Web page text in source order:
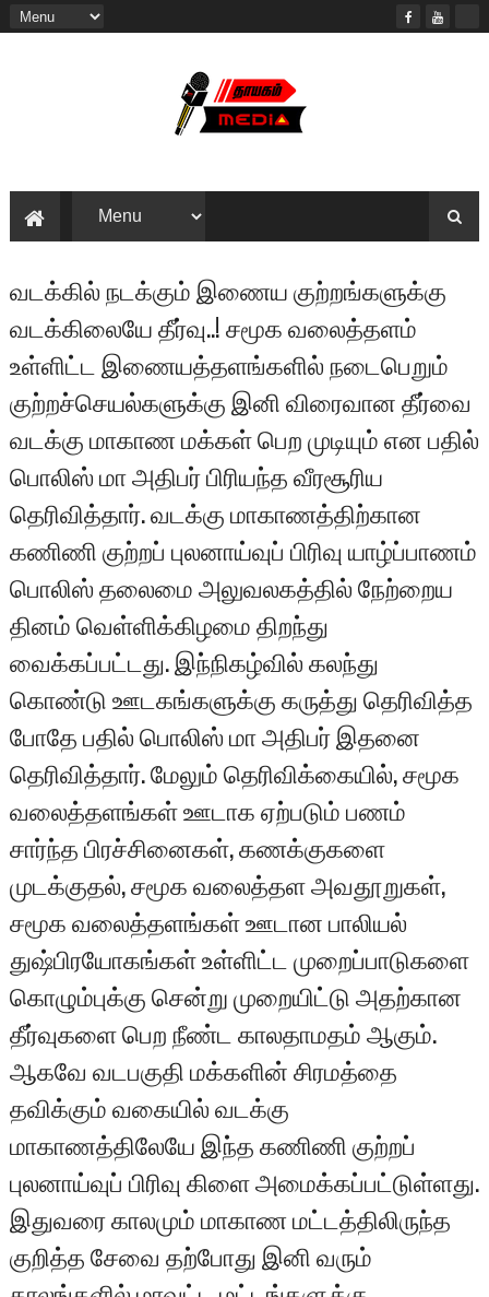
வடக்கில் நடக்கும் இணைய குற்றங்களுக்கு
வடக்கிலையே தீர்வு..! சமூக வலைத்தளம்
உள்ளிட்ட இணையத்தளங்களில் நடைபெறும்
குற்றச்செயல்களுக்கு இனி விரைவான தீர்வை
வடக்கு மாகாண மக்கள் பெற முடியும் என பதில்
பொலிஸ் மா அதிபர் பிரியந்த வீரசூரிய
தெரிவித்தார். வடக்கு மாகாணத்திற்கான
கணிணி குற்றப் புலனாய்வுப் பிரிவு யாழ்ப்பாணம்
பொலிஸ் தலைமை அலுவலகத்தில் நேற்றைய
தினம் வெள்ளிக்கிழமை திறந்து
வைக்கப்பட்டது. இந்நிகழ்வில் கலந்து
கொண்டு ஊடகங்களுக்கு கருத்து தெரிவித்த
போதே பதில் பொலிஸ் மா அதிபர் இதனை
தெரிவித்தார். மேலும் தெரிவிக்கையில், சமூக
வலைத்தளங்கள் ஊடாக ஏற்படும் பணம்
சார்ந்த பிரச்சினைகள், கணக்குகளை
முடக்குதல், சமூக வலைத்தள அவதூறுகள்,
சமூக வலைத்தளங்கள் ஊடான பாலியல்
துஷ்பிரயோகங்கள் உள்ளிட்ட முறைப்பாடுகளை
கொழும்புக்கு சென்று முறையிட்டு அதற்கான
தீர்வுகளை பெற நீண்ட காலதாமதம் ஆகும்.
ஆகவே வடபகுதி மக்களின் சிரமத்தை
தவிக்கும் வகையில் வடக்கு
மாகாணத்திலேயே இந்த கணிணி குற்றப்
புலனாய்வுப் பிரிவு கிளை அமைக்கப்பட்டுள்ளது.
இதுவரை காலமும் மாகாண மட்டத்திலிருந்த
குறித்த சேவை தற்போது இனி வரும்